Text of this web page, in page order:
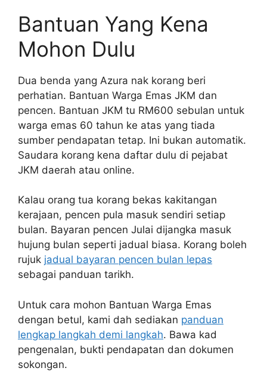
Bantuan Yang Kena
Mohon Dulu
Dua benda yang Azura nak korang beri
perhatian. Bantuan Warga Emas JKM dan
pencen. Bantuan JKM tu RM600 sebulan untuk
warga emas 60 tahun ke atas yang tiada
sumber pendapatan tetap. Ini bukan automatik.
Saudara korang kena daftar dulu di pejabat
JKM daerah atau online.
Kalau orang tua korang bekas kakitangan
kerajaan, pencen pula masuk sendiri setiap
bulan. Bayaran pencen Julai dijangka masuk
hujung bulan seperti jadual biasa. Korang boleh
rujuk jadual bayaran pencen bulan lepas
sebagai panduan tarikh.
Untuk cara mohon Bantuan Warga Emas
dengan betul, kami dah sediakan panduan
lengkap langkah demi langkah. Bawa kad
pengenalan, bukti pendapatan dan dokumen
sokongan.